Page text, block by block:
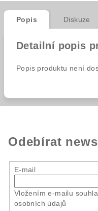
Popis Diskuze
Detailní popis
Popis produktu není
Odebírat
E-mail
Vložením e-mailu
osobních údajů